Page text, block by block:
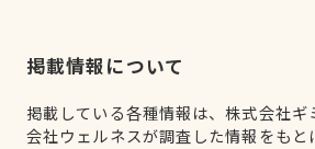
掲載情報について
掲載している各種情報は、株式会社ギ
会社ウェルネスが調査した情報をもと